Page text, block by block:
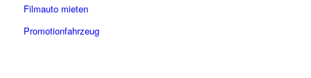
Filmauto mieten
Promotionfahrzeug